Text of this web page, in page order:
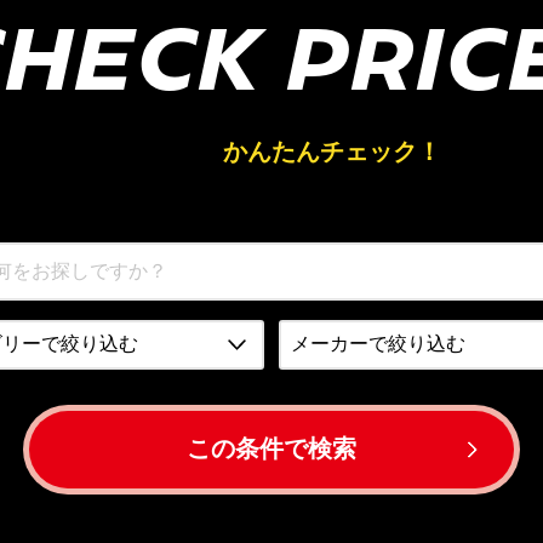
かんたんチェック！
この条件で検索